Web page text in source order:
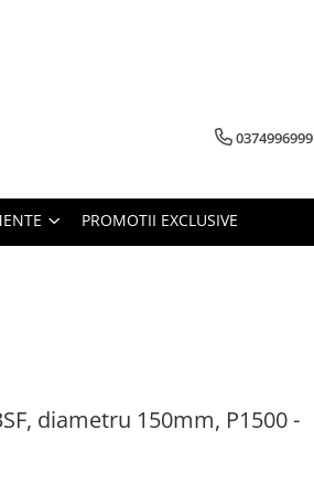
0374996999
PROMOTII EXCLUSIVE
diametru 150mm, P1500 -